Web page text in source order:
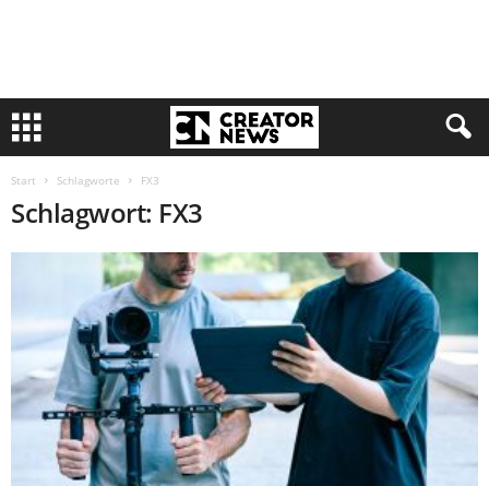
Start Schlagworte FX3
Schlagwort: FX3